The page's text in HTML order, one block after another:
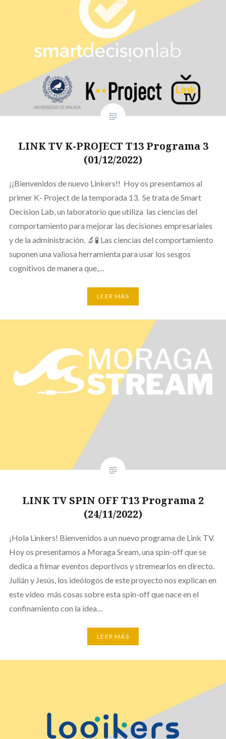
LINK TV K-PROJECT T13 Programa 3
(01/12/2022)
¡¡Bienvenidos de nuevo Linkers!! Hoy os presentamos al
primer K- Project de la temporada 13. Se trata de Smart
Decision Lab, un laboratorio que utiliza las ciencias del
comportamiento para mejorar las decisiones empresariales
y de la administración. 🔬🧪 Las ciencias del comportamiento
suponen una valiosa herramienta para usar los sesgos
cognitivos de manera que,…
LEER MÁS
LINK TV SPIN OFF T13 Programa 2
(24/11/2022)
¡Hola Linkers! Bienvenidos a un nuevo programa de Link TV.
Hoy os presentamos a Moraga Sream, una spin-off que se
dedica a filmar eventos deportivos y stremearlos en directo.
Julián y Jesús, los ideólogos de este proyecto nos explican en
este vídeo más cosas sobre esta spin-off que nace en el
confinamiento con la idea…
LEER MÁS